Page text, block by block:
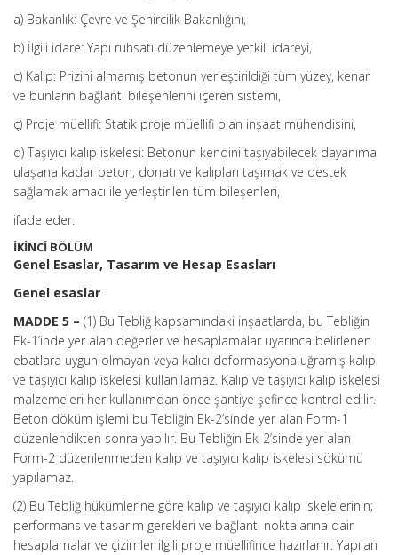
a) Bakanlık: Çevre ve Şehircilik Bakanlığını,
b) İlgili idare: Yapı ruhsatı düzenlemeye yetkili idareyi,
c) Kalıp: Prizini almamış betonun yerleştirildiği tüm yüzey, kenar
ve bunların bağlantı bileşenlerini içeren sistemi,
ç) Proje müellifi: Statik proje müellifi olan inşaat mühendisini,
d) Taşıyıcı kalıp iskelesi: Betonun kendini taşıyabilecek dayanıma
ulaşana kadar beton, donatı ve kalıpları taşımak ve destek
sağlamak amacı ile yerleştirilen tüm bileşenleri,
ifade eder.
İKİNCİ BÖLÜM
Genel Esaslar, Tasarım ve Hesap Esasları
Genel esaslar
MADDE 5 – (1) Bu Tebliğ kapsamındaki inşaatlarda, bu Tebliğin
Ek-1’inde yer alan değerler ve hesaplamalar uyarınca belirlenen
ebatlara uygun olmayan veya kalıcı deformasyona uğramış kalıp
ve taşıyıcı kalıp iskelesi kullanılamaz. Kalıp ve taşıyıcı kalıp iskelesi
malzemeleri her kullanımdan önce şantiye şefince kontrol edilir.
Beton döküm işlemi bu Tebliğin Ek-2’sinde yer alan Form-1
düzenlendikten sonra yapılır. Bu Tebliğin Ek-2’sinde yer alan
Form-2 düzenlenmeden kalıp ve taşıyıcı kalıp iskelesi sökümü
yapılamaz.
(2) Bu Tebliğ hükümlerine göre kalıp ve taşıyıcı kalıp iskelelerinin;
performans ve tasarım gerekleri ve bağlantı noktalarına dair
hesaplamalar ve çizimler ilgili proje müellifince hazırlanır. Yapılan